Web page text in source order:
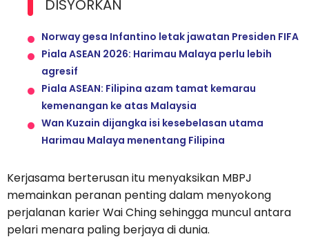
DISYORKAN
Norway gesa Infantino letak jawatan Presiden FIFA
Piala ASEAN 2026: Harimau Malaya perlu lebih
agresif
Piala ASEAN: Filipina azam tamat kemarau
kemenangan ke atas Malaysia
Wan Kuzain dijangka isi kesebelasan utama
Harimau Malaya menentang Filipina
Kerjasama berterusan itu menyaksikan MBPJ
memainkan peranan penting dalam menyokong
perjalanan karier Wai Ching sehingga muncul antara
pelari menara paling berjaya di dunia.